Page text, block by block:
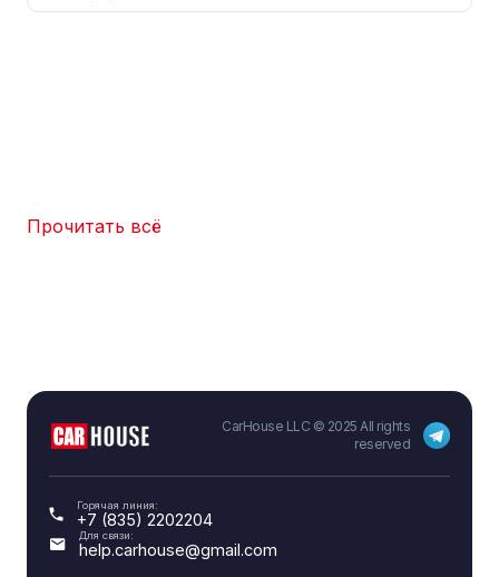
Прочитать всё
CarHouse LLC © 2025 All rights
reserved
Горячая линия:
+7 (835) 2202204
Для связи:
help.carhouse@gmail.com